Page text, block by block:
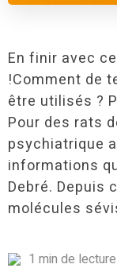
En finir avec
!Comment de
être utilisés ?
Pour des rats
psychiatrique
informations
Debré. Depuis
molécules
1 min de lecture